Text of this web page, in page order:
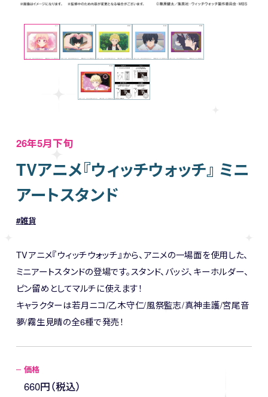
26年5月下旬
TVアニメ『ウィッチウォッチ』 ミニ
アートスタンド
雑貨
TVアニメ『ウィッチウォッチ』から、アニメの一場面を使用した、
ミニアートスタンドの登場です。スタンド、バッジ、キーホルダー、
ピン留めとしてマルチに使えます！
キャラクターは若月ニコ/乙木守仁/風祭監志/真神圭護/宮尾音
夢/霧生見晴の全6種で発売！
価格
660円（税込）